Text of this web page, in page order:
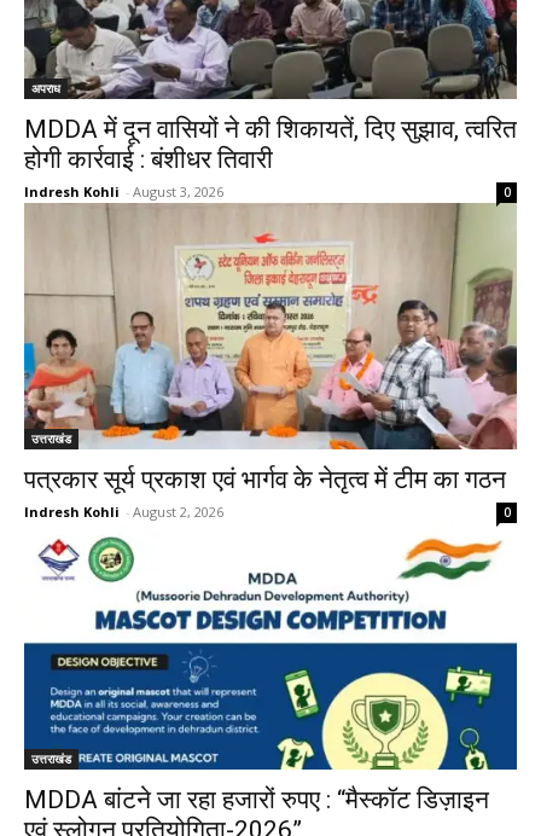
अपराध
MDDA में दून वासियों ने की शिकायतें, दिए सुझाव, त्वरित
होगी कार्रवाई : बंशीधर तिवारी
Indresh Kohli - August 3, 2026 0
उत्तराखंड
पत्रकार सूर्य प्रकाश एवं भार्गव के नेतृत्व में टीम का गठन
Indresh Kohli - August 2, 2026 0
उत्तराखंड
MDDA बांटने जा रहा हजारों रुपए : “मैस्कॉट डिज़ाइन
एवं स्लोगन प्रतियोगिता-2026”